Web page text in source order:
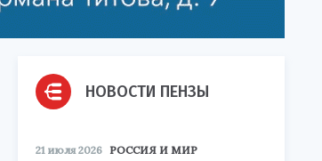
НОВОСТИ ПЕНЗЫ
21 июля 2026 РОССИЯ И МИР